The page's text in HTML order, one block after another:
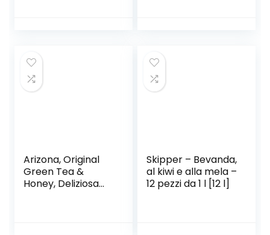
Arizona, Original
Green Tea &
Honey, Deliziosa
Skipper – Bevanda,
al kiwi e alla mela –
12 pezzi da 1 l [12 l]